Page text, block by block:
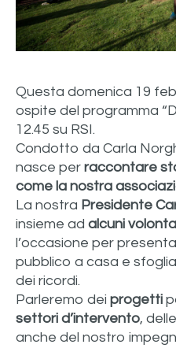
Questa domenica 19
ospite del programma
12.45 su RSI.
Condotto da Carla
nasce per raccontare
come la nostra
La nostra Presidente
insieme ad alcuni
l’occasione per
pubblico a casa e
dei ricordi.
Parleremo dei progetti
settori d’intervento, delle
anche del nostro